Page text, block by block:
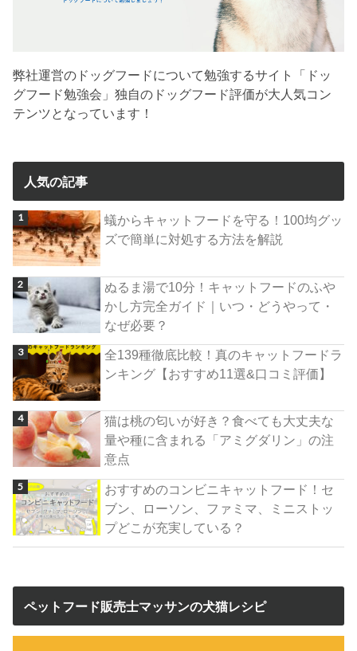
弊社運営のドッグフードについて勉強するサイト「ドッ
グフード勉強会」独自のドッグフード評価が大人気コン
テンツとなっています！
人気の記事
蟻からキャットフードを守る！100均グッ
ズで簡単に対処する方法を解説
ぬるま湯で10分！キャットフードのふや
かし方完全ガイド｜いつ・どうやって・
なぜ必要？
全139種徹底比較！真のキャットフードラ
ンキング【おすすめ11選&口コミ評価】
猫は桃の匂いが好き？食べても大丈夫な
量や種に含まれる「アミグダリン」の注
意点
おすすめのコンビニキャットフード！セ
ブン、ローソン、ファミマ、ミニストッ
プどこが充実している？
ペットフード販売士マッサンの犬猫レシピ